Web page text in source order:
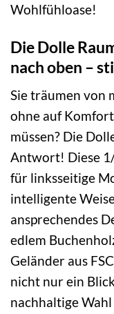
Wohlfühloase!
Die Dolle
nach oben –
Sie träumen von
ohne auf
müssen? Die
Antwort! Diese
für linksseitige
intelligente
ansprechendes
edlem
Geländer aus
nicht nur ein
nachhaltige